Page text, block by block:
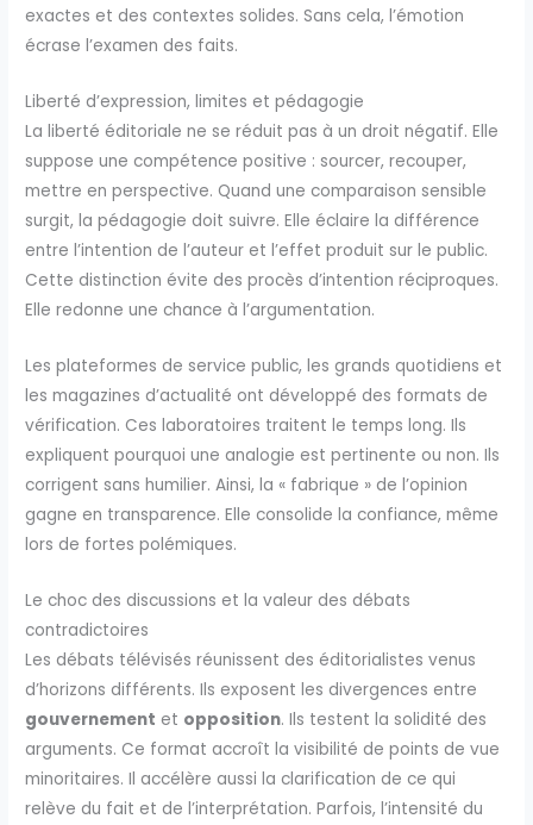
exactes et des contextes solides. Sans cela, l’émotion
écrase l’examen des faits.
Liberté d’expression, limites et pédagogie
La liberté éditoriale ne se réduit pas à un droit négatif. Elle
suppose une compétence positive : sourcer, recouper,
mettre en perspective. Quand une comparaison sensible
surgit, la pédagogie doit suivre. Elle éclaire la différence
entre l’intention de l’auteur et l’effet produit sur le public.
Cette distinction évite des procès d’intention réciproques.
Elle redonne une chance à l’argumentation.
Les plateformes de service public, les grands quotidiens et
les magazines d’actualité ont développé des formats de
vérification. Ces laboratoires traitent le temps long. Ils
expliquent pourquoi une analogie est pertinente ou non. Ils
corrigent sans humilier. Ainsi, la « fabrique » de l’opinion
gagne en transparence. Elle consolide la confiance, même
lors de fortes polémiques.
Le choc des discussions et la valeur des débats
contradictoires
Les débats télévisés réunissent des éditorialistes venus
d’horizons différents. Ils exposent les divergences entre
gouvernement et opposition. Ils testent la solidité des
arguments. Ce format accroît la visibilité de points de vue
minoritaires. Il accélère aussi la clarification de ce qui
relève du fait et de l’interprétation. Parfois, l’intensité du